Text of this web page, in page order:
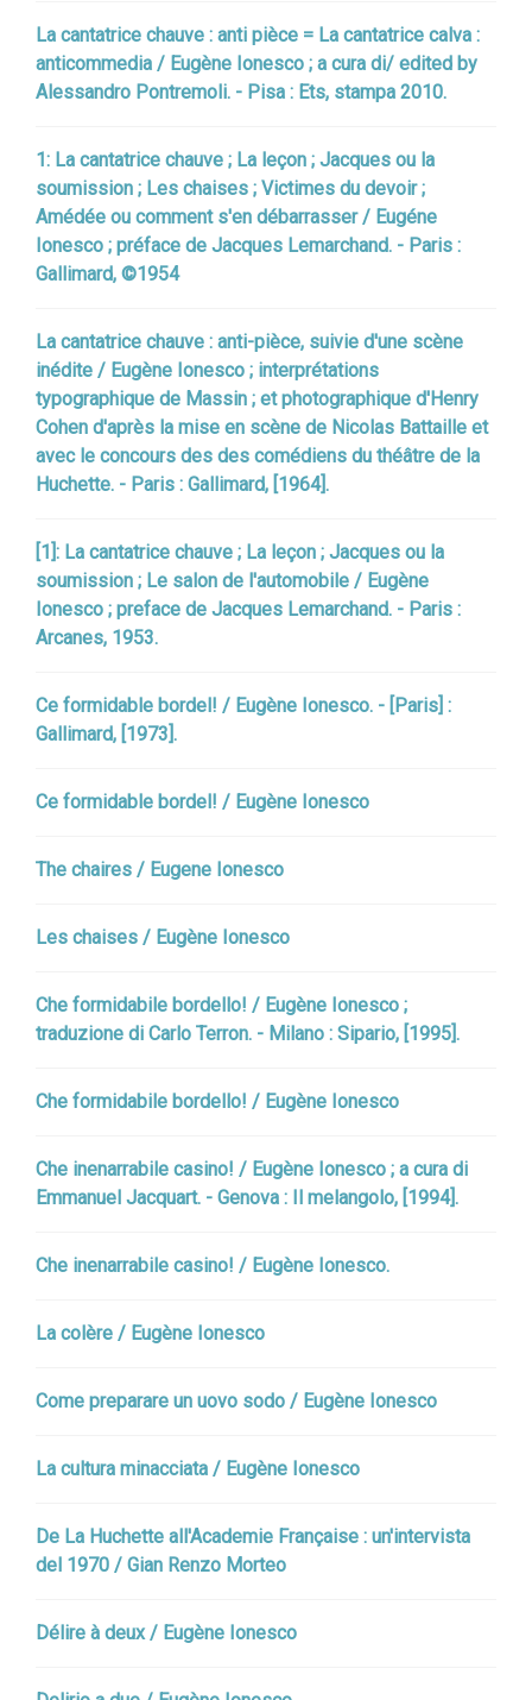
La cantatrice chauve : anti pièce = La cantatrice calva :
anticommedia / Eugène Ionesco ; a cura di/ edited by
Alessandro Pontremoli. - Pisa : Ets, stampa 2010.
1: La cantatrice chauve ; La leçon ; Jacques ou la
soumission ; Les chaises ; Victimes du devoir ;
Amédée ou comment s'en débarrasser / Eugéne
Ionesco ; préface de Jacques Lemarchand. - Paris :
Gallimard, ©1954
La cantatrice chauve : anti-pièce, suivie d'une scène
inédite / Eugène Ionesco ; interprétations
typographique de Massin ; et photographique d'Henry
Cohen d'après la mise en scène de Nicolas Battaille et
avec le concours des des comédiens du théâtre de la
Huchette. - Paris : Gallimard, [1964].
[1]: La cantatrice chauve ; La leçon ; Jacques ou la
soumission ; Le salon de l'automobile / Eugène
Ionesco ; preface de Jacques Lemarchand. - Paris :
Arcanes, 1953.
Ce formidable bordel! / Eugène Ionesco. - [Paris] :
Gallimard, [1973].
Ce formidable bordel! / Eugène Ionesco
The chaires / Eugene Ionesco
Les chaises / Eugène Ionesco
Che formidabile bordello! / Eugène Ionesco ;
traduzione di Carlo Terron. - Milano : Sipario, [1995].
Che formidabile bordello! / Eugène Ionesco
Che inenarrabile casino! / Eugène Ionesco ; a cura di
Emmanuel Jacquart. - Genova : Il melangolo, [1994].
Che inenarrabile casino! / Eugène Ionesco.
La colère / Eugène Ionesco
Come preparare un uovo sodo / Eugène Ionesco
La cultura minacciata / Eugène Ionesco
De La Huchette all'Academie Française : un'intervista
del 1970 / Gian Renzo Morteo
Délire à deux / Eugène Ionesco